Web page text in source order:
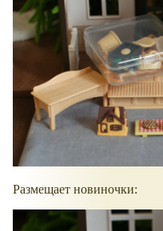
Размещает новиночки: